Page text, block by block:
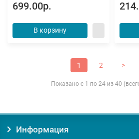
699.00р.
В корзину
1 2 >
Показано с 1 по 24 из 40
Информация